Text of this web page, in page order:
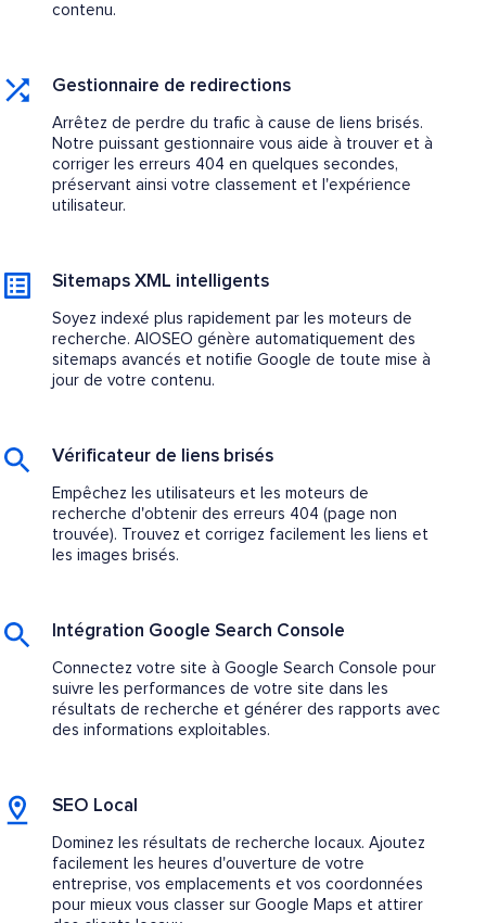
contenu.
Gestionnaire de redirections
Arrêtez de perdre du trafic à cause de liens brisés.
Notre puissant gestionnaire vous aide à trouver et à
corriger les erreurs 404 en quelques secondes,
préservant ainsi votre classement et l'expérience
utilisateur.
Sitemaps XML intelligents
Soyez indexé plus rapidement par les moteurs de
recherche. AIOSEO génère automatiquement des
sitemaps avancés et notifie Google de toute mise à
jour de votre contenu.
Vérificateur de liens brisés
Empêchez les utilisateurs et les moteurs de
recherche d'obtenir des erreurs 404 (page non
trouvée). Trouvez et corrigez facilement les liens et
les images brisés.
Intégration Google Search Console
Connectez votre site à Google Search Console pour
suivre les performances de votre site dans les
résultats de recherche et générer des rapports avec
des informations exploitables.
SEO Local
Dominez les résultats de recherche locaux. Ajoutez
facilement les heures d'ouverture de votre
entreprise, vos emplacements et vos coordonnées
pour mieux vous classer sur Google Maps et attirer